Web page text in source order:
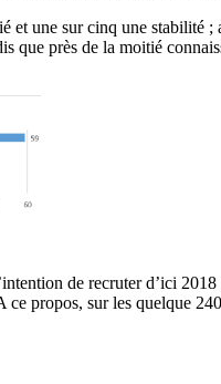
une sur cinq une stabilité
près de la moitié
de recruter d’ici
propos, sur les quelque